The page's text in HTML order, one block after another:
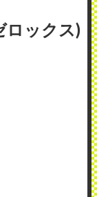
ロックス)